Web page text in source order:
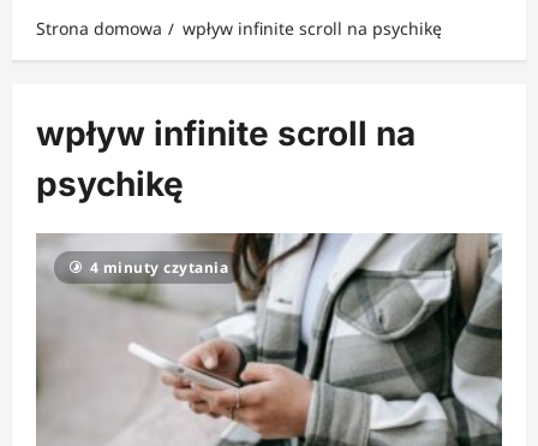
Strona domowa
wpływ infinite scroll na psychikę
wpływ infinite scroll na
psychikę
4 minuty czytania